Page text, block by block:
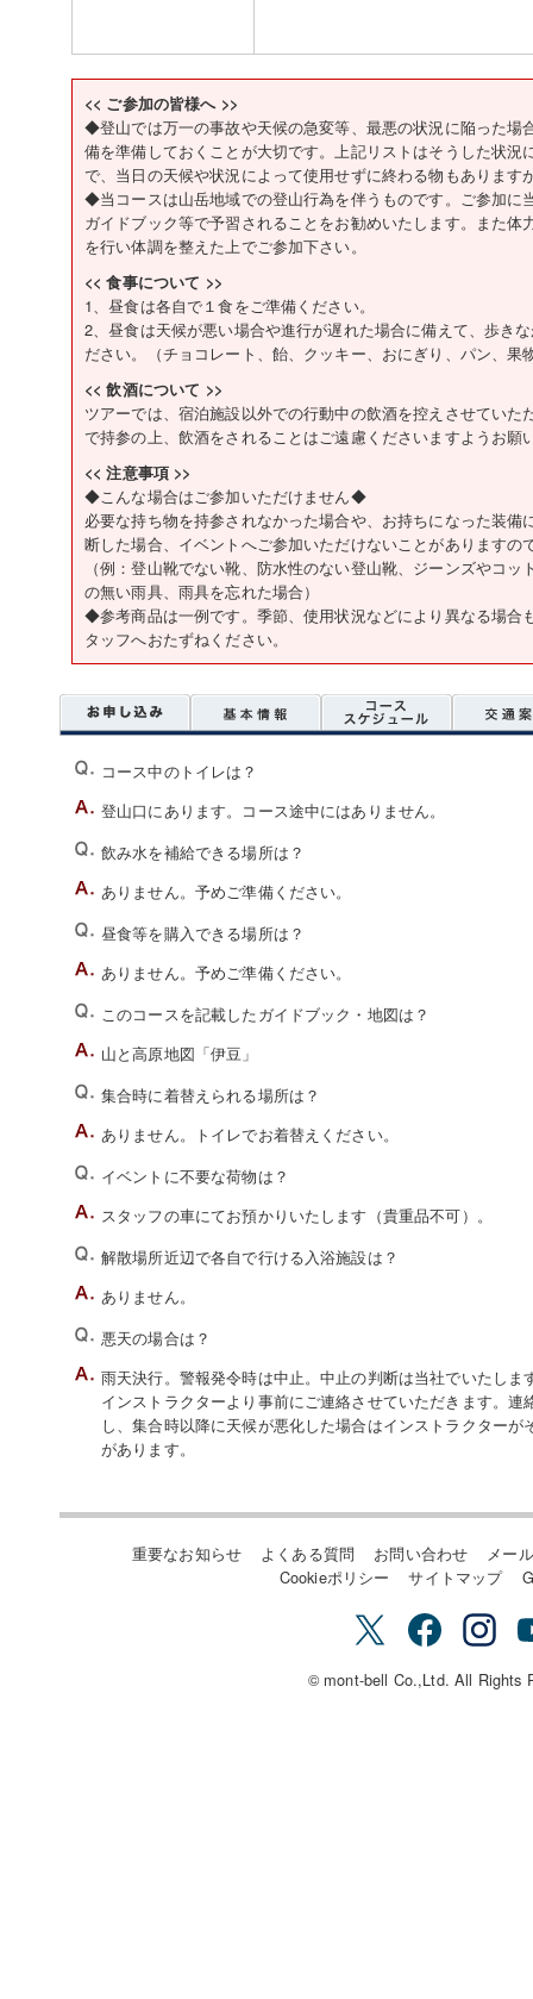
<< ご参加の皆様へ >>
◆登山では万一の事故や天候の急変等、最悪の状況に陥った場
備を準備しておくことが大切です。上記リストはそうした状況
で、当日の天候や状況によって使用せずに終わる物もあります
◆当コースは山岳地域での登山行為を伴うものです。ご参加に
ガイドブック等で予習されることをお勧めいたします。また
を行い体調を整えた上でご参加下さい。
<< 食事について >>
1、昼食は各自で１食をご準備ください。
2、昼食は天候が悪い場合や進行が遅れた場合に備えて、歩き
ださい。（チョコレート、飴、クッキー、おにぎり、パン、果
<< 飲酒について >>
ツアーでは、宿泊施設以外での行動中の飲酒を控えさせてい
で持参の上、飲酒をされることはご遠慮くださいますようお願
<< 注意事項 >>
◆こんな場合はご参加いただけません◆
必要な持ち物を持参されなかった場合や、お持ちになった装
断した場合、イベントへご参加いただけないことがありますの
（例：登山靴でない靴、防水性のない登山靴、ジーンズやコ
の無い雨具、雨具を忘れた場合）
◆参考商品は一例です。季節、使用状況などにより異なる場合
タッフへおたずねください。
コース中のトイレは？
登山口にあります。コース途中にはありません。
飲み水を補給できる場所は？
ありません。予めご準備ください。
昼食等を購入できる場所は？
ありません。予めご準備ください。
このコースを記載したガイドブック・地図は？
山と高原地図「伊豆」
集合時に着替えられる場所は？
ありません。トイレでお着替えください。
イベントに不要な荷物は？
スタッフの車にてお預かりいたします（貴重品不可）。
解散場所近辺で各自で行ける入浴施設は？
ありません。
悪天の場合は？
雨天決行。警報発令時は中止。中止の判断は当社でいたし
インストラクターより事前にご連絡させていただきます。
し、集合時以降に天候が悪化した場合はインストラクター
があります。
重要なお知らせ よくある質問 お問い合わせ
メー
Cookieポリシー
サイトマップ
© mont-bell Co.,Ltd. All Rights